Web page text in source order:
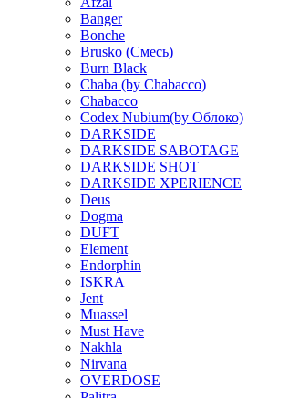
Banger
Bonche
Brusko (Смесь)
Burn Black
Chaba (by Chabacco)
Chabacco
Codex Nubium(by Облоко)
DARKSIDE
DARKSIDE SABOTAGE
DARKSIDE SHOT
DARKSIDE XPERIENCE
Deus
Dogma
DUFT
Element
Endorphin
ISKRA
Jent
Muassel
Must Have
Nakhla
Nirvana
OVERDOSE